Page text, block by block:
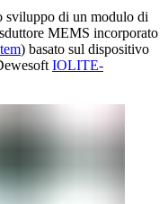
sviluppo di un modulo di
MEMS incorporato
) basato sul dispositivo
IOLITE-